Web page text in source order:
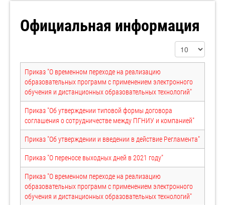
Официальная информация
Кол-во строк:
Приказ "О временном переходе на реализацию
образовательных программ с применением электронного
обучения и дистанционных образовательных технологий"
Приказ "Об утверждении типовой формы договора
соглашения о сотрудничестве между ПГНИУ и компанией"
Приказ "Об утверждении и введении в действие Регламента"
Приказ "О переносе выходных дней в 2021 году"
Приказ "О временном переходе на реализацию
образовательных программ с применением электронного
обучения и дистанционных образовательных технологий"